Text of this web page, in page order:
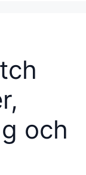
och